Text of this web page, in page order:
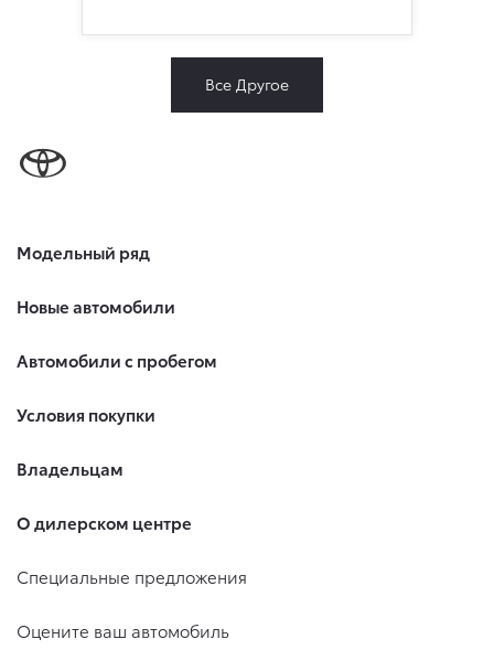
Все Другое
Модельный ряд
Новые автомобили
Автомобили с пробегом
Условия покупки
Владельцам
О дилерском центре
Специальные предложения
Оцените ваш автомобиль